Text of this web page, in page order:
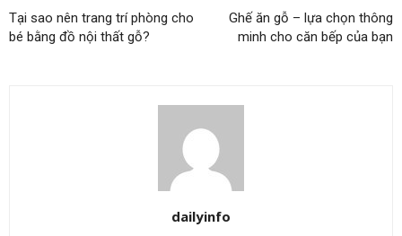
Tại sao nên trang trí phòng cho
bé bằng đồ nội thất gỗ?
Ghế ăn gỗ – lựa chọn thông
minh cho căn bếp của bạn
dailyinfo